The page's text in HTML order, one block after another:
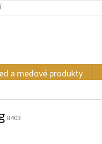
ÚDAJŮ
a medové produkty
8403